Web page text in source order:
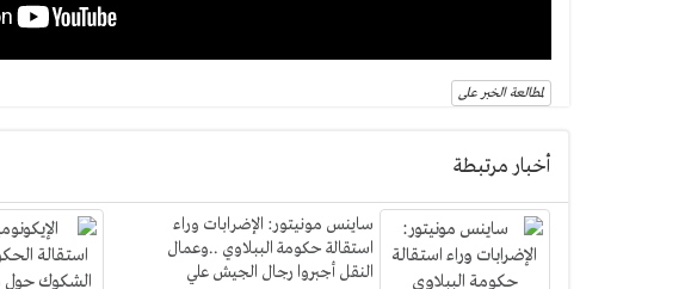
لمطالعة الخبر على
أخبار مرتبطة
ساينس مونيتور: الإضرابات وراء
استقالة حكومة الببلاوي ..وعمال
النقل أجبروا رجال الجيش علي